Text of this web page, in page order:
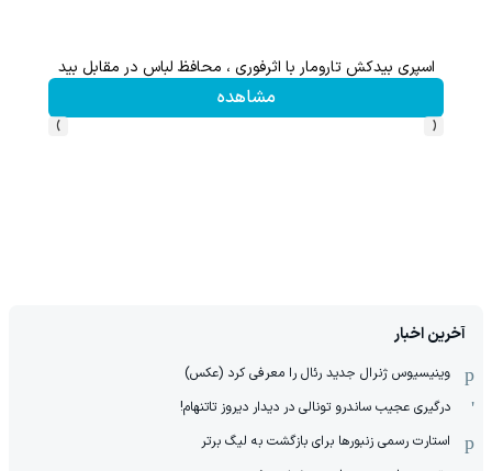
اسپری بیدکش تارومار با اثرفوری ، محافظ لباس در مقابل بید
مشاهده
‹
›
آخرین اخبار
وینیسیوس ژنرال جدید رئال را معرفی کرد (عکس)
درگیری عجیب ساندرو تونالی در دیدار دیروز تاتنهام!
استارت رسمی زنبورها برای بازگشت به لیگ برتر